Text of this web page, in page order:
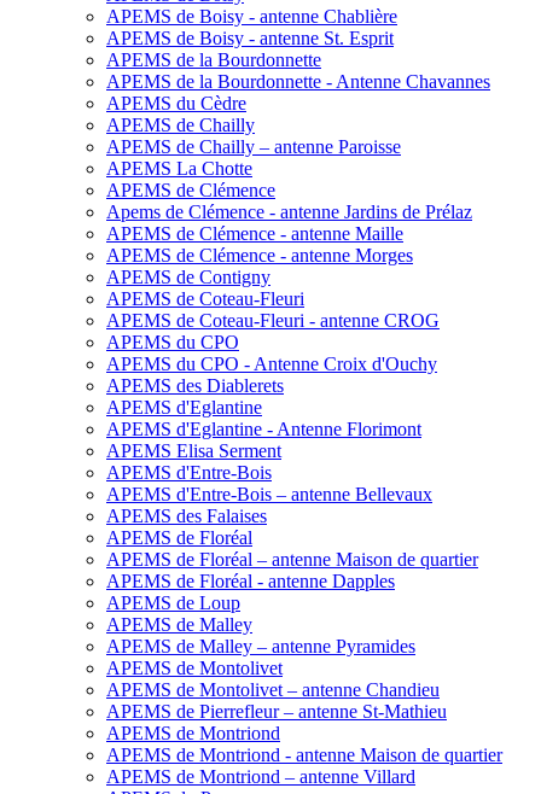
APEMS de Boisy - antenne Chablière
APEMS de Boisy - antenne St. Esprit
APEMS de la Bourdonnette
APEMS de la Bourdonnette - Antenne Chavannes
APEMS du Cèdre
APEMS de Chailly
APEMS de Chailly – antenne Paroisse
APEMS La Chotte
APEMS de Clémence
Apems de Clémence - antenne Jardins de Prélaz
APEMS de Clémence - antenne Maille
APEMS de Clémence - antenne Morges
APEMS de Contigny
APEMS de Coteau-Fleuri
APEMS de Coteau-Fleuri - antenne CROG
APEMS du CPO
APEMS du CPO - Antenne Croix d'Ouchy
APEMS des Diablerets
APEMS d'Eglantine
APEMS d'Eglantine - Antenne Florimont
APEMS Elisa Serment
APEMS d'Entre-Bois
APEMS d'Entre-Bois – antenne Bellevaux
APEMS des Falaises
APEMS de Floréal
APEMS de Floréal – antenne Maison de quartier
APEMS de Floréal - antenne Dapples
APEMS de Loup
APEMS de Malley
APEMS de Malley – antenne Pyramides
APEMS de Montolivet
APEMS de Montolivet – antenne Chandieu
APEMS de Pierrefleur – antenne St-Mathieu
APEMS de Montriond
APEMS de Montriond - antenne Maison de quartier
APEMS de Montriond – antenne Villard